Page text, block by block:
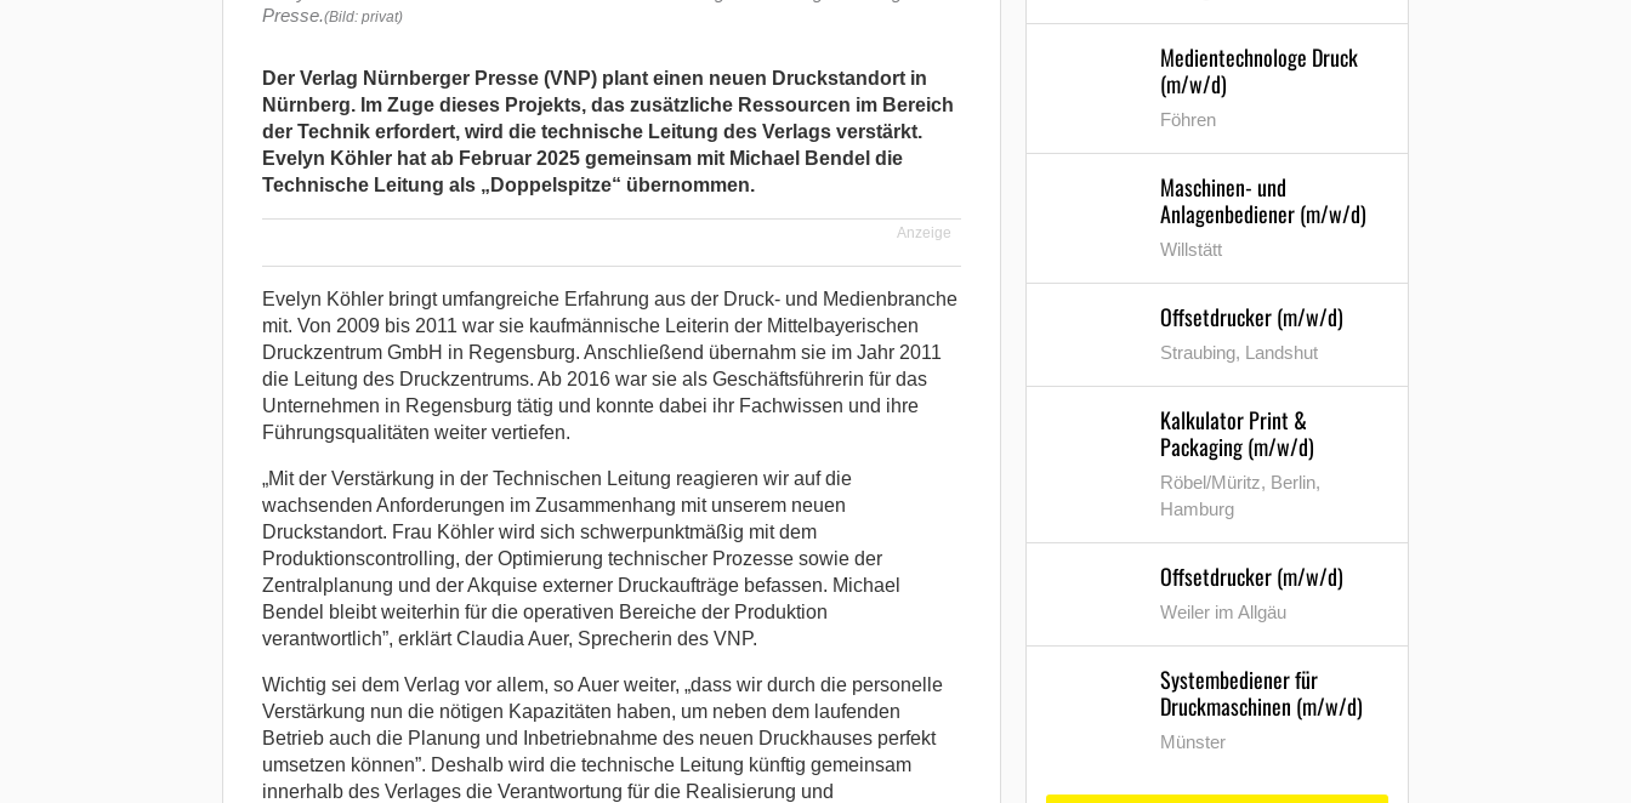
Presse.(Bild: privat)
Der Verlag Nürnberger Presse (VNP) plant einen neuen Druckstandort in
Nürnberg. Im Zuge dieses Projekts, das zusätzliche Ressourcen im Bereich
der Technik erfordert, wird die technische Leitung des Verlags verstärkt.
Evelyn Köhler hat ab Februar 2025 gemeinsam mit Michael Bendel die
Technische Leitung als „Doppelspitze“ übernommen.
Anzeige
Evelyn Köhler bringt umfangreiche Erfahrung aus der Druck- und Medienbranche
mit. Von 2009 bis 2011 war sie kaufmännische Leiterin der Mittelbayerischen
Druckzentrum GmbH in Regensburg. Anschließend übernahm sie im Jahr 2011
die Leitung des Druckzentrums. Ab 2016 war sie als Geschäftsführerin für das
Unternehmen in Regensburg tätig und konnte dabei ihr Fachwissen und ihre
Führungsqualitäten weiter vertiefen.
„Mit der Verstärkung in der Technischen Leitung reagieren wir auf die
wachsenden Anforderungen im Zusammenhang mit unserem neuen
Druckstandort. Frau Köhler wird sich schwerpunktmäßig mit dem
Produktionscontrolling, der Optimierung technischer Prozesse sowie der
Zentralplanung und der Akquise externer Druckaufträge befassen. Michael
Bendel bleibt weiterhin für die operativen Bereiche der Produktion
verantwortlich”, erklärt Claudia Auer, Sprecherin des VNP.
Wichtig sei dem Verlag vor allem, so Auer weiter, „dass wir durch die personelle
Verstärkung nun die nötigen Kapazitäten haben, um neben dem laufenden
Betrieb auch die Planung und Inbetriebnahme des neuen Druckhauses perfekt
umsetzen können”. Deshalb wird die technische Leitung künftig gemeinsam
innerhalb des Verlages die Verantwortung für die Realisierung und
Medientechnologe Druck
(m/w/d)
Föhren
Maschinen- und
Anlagenbediener (m/w/d)
Willstätt
Offsetdrucker (m/w/d)
Straubing, Landshut
Kalkulator Print &
Packaging (m/w/d)
Röbel/Müritz, Berlin,
Hamburg
Offsetdrucker (m/w/d)
Weiler im Allgäu
Systembediener für
Druckmaschinen (m/w/d)
Münster